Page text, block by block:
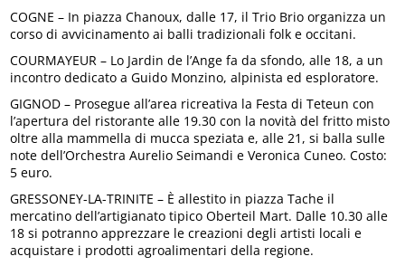
COGNE – In piazza Chanoux, dalle 17, il Trio Brio organizza un
corso di avvicinamento ai balli tradizionali folk e occitani.
COURMAYEUR – Lo Jardin de l’Ange fa da sfondo, alle 18, a un
incontro dedicato a Guido Monzino, alpinista ed esploratore.
GIGNOD – Prosegue all’area ricreativa la Festa di Teteun con
l’apertura del ristorante alle 19.30 con la novità del fritto misto
oltre alla mammella di mucca speziata e, alle 21, si balla sulle
note dell’Orchestra Aurelio Seimandi e Veronica Cuneo. Costo:
5 euro.
GRESSONEY-LA-TRINITE – È allestito in piazza Tache il
mercatino dell’artigianato tipico Oberteil Mart. Dalle 10.30 alle
18 si potranno apprezzare le creazioni degli artisti locali e
acquistare i prodotti agroalimentari della regione.